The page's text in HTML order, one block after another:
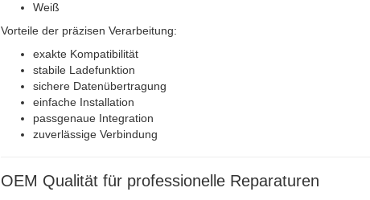
Weiß
Vorteile der präzisen Verarbeitung:
exakte Kompatibilität
stabile Ladefunktion
sichere Datenübertragung
einfache Installation
passgenaue Integration
zuverlässige Verbindung
OEM Qualität für professionelle Reparaturen